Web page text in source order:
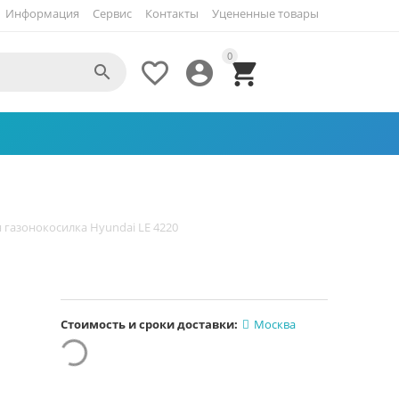
Информация Сервис Контакты Уцененные товары
0




газонокосилка Hyundai LE 4220
Стоимость и сроки доставки: Москва